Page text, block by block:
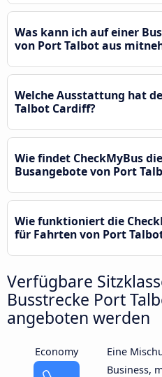
Was kann ich auf einer
von Port Talbot aus
Welche Ausstattung hat
Talbot Cardiff?
Wie findet CheckMyBus
Busangebote von Port
Wie funktioniert die
für Fahrten von Port
Verfügbare
Busstrecke Port
angeboten werden
Economy
Eine
Business,